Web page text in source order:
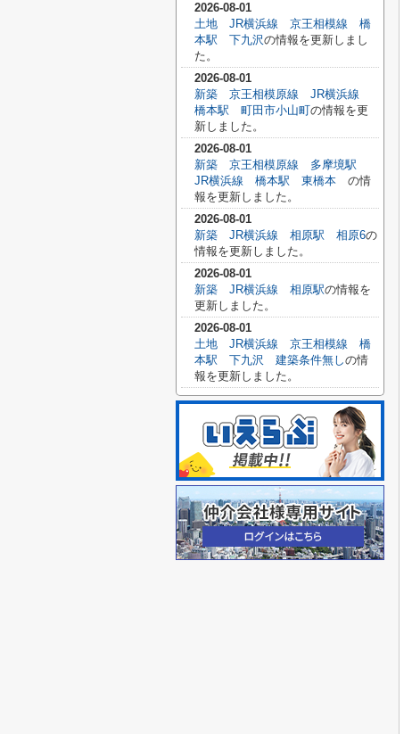
2026-08-01
土地 JR横浜線 京王相模線 橋
本駅 下九沢の情報を更新しまし
た。
2026-08-01
新築 京王相模原線 JR横浜線
橋本駅 町田市小山町の情報を更
新しました。
2026-08-01
新築 京王相模原線 多摩境駅
JR横浜線 橋本駅 東橋本 の情
報を更新しました。
2026-08-01
新築 JR横浜線 相原駅 相原6の
情報を更新しました。
2026-08-01
新築 JR横浜線 相原駅の情報を
更新しました。
2026-08-01
土地 JR横浜線 京王相模線 橋
本駅 下九沢 建築条件無しの情
報を更新しました。